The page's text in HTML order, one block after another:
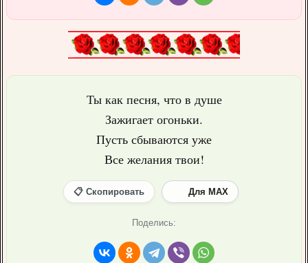
Ты как песня, что в душе
Зажигает огоньки.
Пусть сбываются уже
Все желания твои!
📋 Скопировать Для MAX
Поделись: